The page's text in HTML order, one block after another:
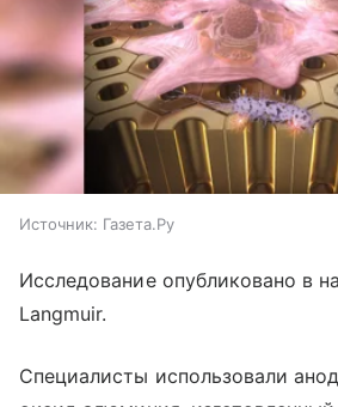
Источник: Газета.Ру
Исследование опубликовано в
Langmuir.
Специалисты использовали